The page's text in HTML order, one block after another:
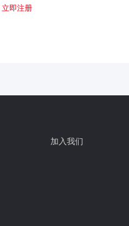
立即注册
加入我们